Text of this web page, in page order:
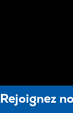
Rejoignez